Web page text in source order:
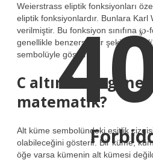
Weierstrass eliptik fonksiyonları
eliptik fonksiyonlardır. Bunlara Karl
verilmiştir. Bu fonksiyon sınıfına
genellikle benzersiz bir şekilde
sembolüyle gösterilir.
C altında çizgi ne
matematik?
Alt küme sembolündeki eşitlik
olabileceğini gösterir. Bir küme,
öğe varsa kümenin alt kümesi